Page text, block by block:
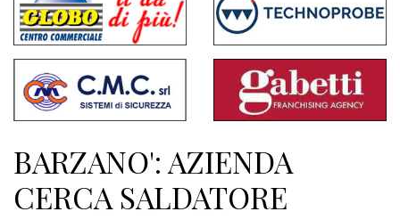
commenti
Contenuti
del
sito
Associazioni
Meteo
BARZANO': AZIENDA
CERCA SALDATORE